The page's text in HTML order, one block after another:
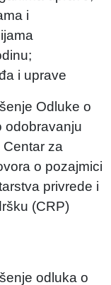
i
i uprave
Odluke o
odobravanju
za
o pozajmici
privrede i
(CRP)
odluka o